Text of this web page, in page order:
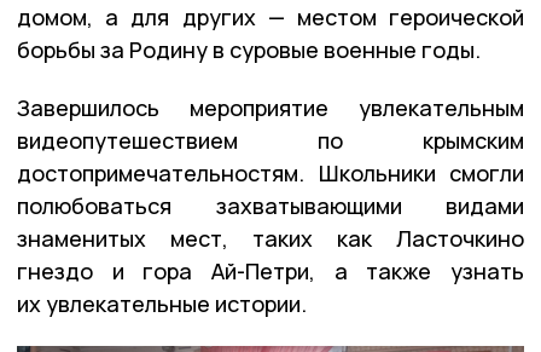
домом, а для других — местом героической
борьбы за Родину в суровые военные годы.
Завершилось мероприятие увлекательным
видеопутешествием по крымским
достопримечательностям. Школьники смогли
полюбоваться захватывающими видами
знаменитых мест, таких как Ласточкино
гнездо и гора Ай-Петри, а также узнать
их увлекательные истории.